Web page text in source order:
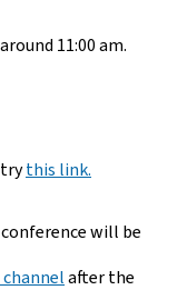
11:00 am.
trythis link.
will be
after the